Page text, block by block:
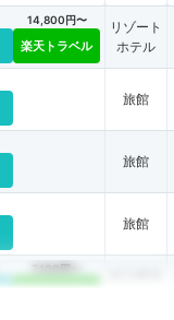
14,800円〜
楽天トラベル
リゾート
ホテル
旅館
旅館
旅館
7,100円〜